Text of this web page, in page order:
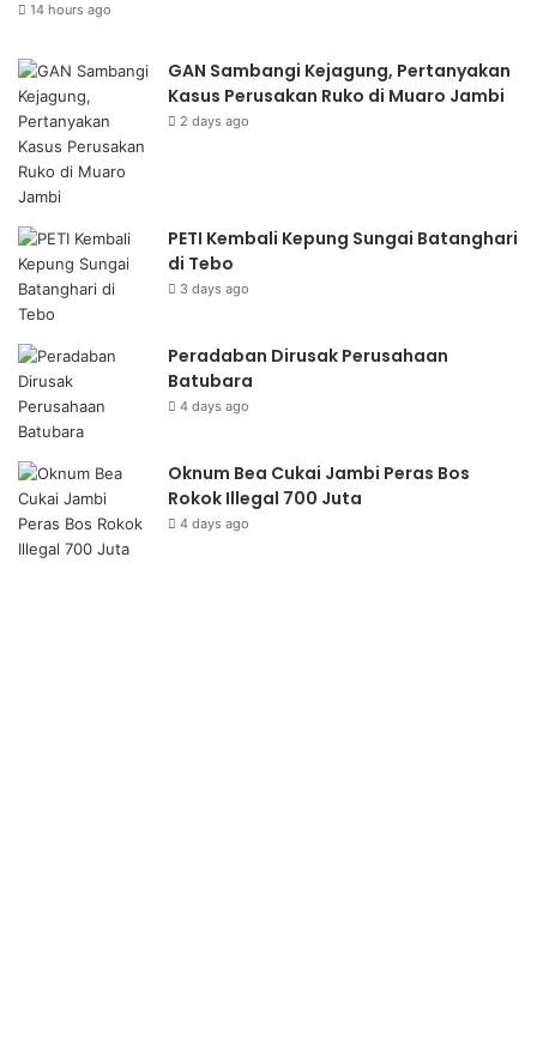
14 hours ago
GAN Sambangi Kejagung, Pertanyakan
Kasus Perusakan Ruko di Muaro Jambi
2 days ago
PETI Kembali Kepung Sungai Batanghari
di Tebo
3 days ago
Peradaban Dirusak Perusahaan
Batubara
4 days ago
Oknum Bea Cukai Jambi Peras Bos
Rokok Illegal 700 Juta
4 days ago